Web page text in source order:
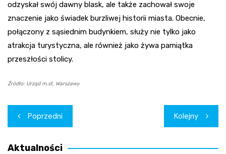
odzyskał swój dawny blask, ale także zachował swoje
znaczenie jako świadek burzliwej historii miasta. Obecnie,
połączony z sąsiednim budynkiem, służy nie tylko jako
atrakcja turystyczna, ale również jako żywa pamiątka
przeszłości stolicy.
Źródło: Urząd m.st. Warszawy
Nawigacja
wpisu
Poprzedni Kolejny
Aktualności